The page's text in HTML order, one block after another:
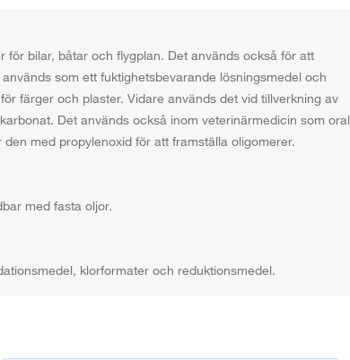
bilar, båtar och flygplan. Det används också för att
som ett fuktighetsbevarande lösningsmedel och
färger och plaster. Vidare används det vid tillverkning av
Det används också inom veterinärmedicin som oral
med propylenoxid för att framställa oligomerer.
med fasta oljor.
klorformater och reduktionsmedel.